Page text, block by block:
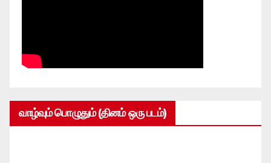
வாழ்வும் பொழுதும் (தினம் ஒரு படம்)